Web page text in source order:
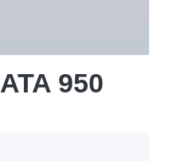
950